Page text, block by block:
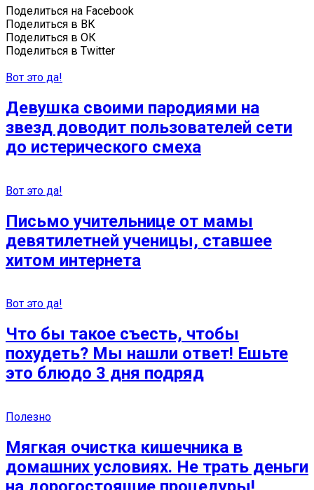
Поделиться на Facebook
Поделиться в ВК
Поделиться в ОК
Поделиться в Twitter
Вот это да!
Девушка своими пародиями на
звезд доводит пользователей сети
до истерического смеха
Вот это да!
Письмо учительнице от мамы
девятилетней ученицы, ставшее
хитом интернета
Вот это да!
Что бы такое съесть, чтобы
похудеть? Мы нашли ответ! Ешьте
это блюдо 3 дня подряд
Полезно
Мягкая очистка кишечника в
домашних условиях. Не трать деньги